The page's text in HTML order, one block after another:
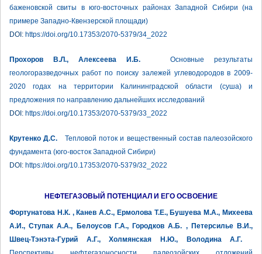
баженовской свиты в юго-восточных районах Западной Сибири (на
примере Западно-Квензерской площади)
DOI: https://doi.org/10.17353/2070-5379/34_2022
Прохоров В.Л., Алексеева И.Б. Основные результаты
геологоразведочных работ по поиску залежей углеводородов в 2009-
2020 годах на территории Калининградской области (суша) и
предложения по направлению дальнейших исследований
DOI: https://doi.org/10.17353/2070-5379/33_2022
Крутенко Д.С. Тепловой поток и вещественный состав палеозойского
фундамента (юго-восток Западной Сибири)
DOI: https://doi.org/10.17353/2070-5379/32_2022
НЕФТЕГАЗОВЫЙ ПОТЕНЦИАЛ И ЕГО ОСВОЕНИЕ
Фортунатова Н.К. , Канев А.С., Ермолова Т.Е., Бушуева М.А., Михеева
А.И., Ступак А.А., Белоусов Г.А., Городков А.Б. , Петерсилье В.И.,
Швец-Тэнэта-Гурий А.Г., Холмянская Н.Ю., Володина А.Г.